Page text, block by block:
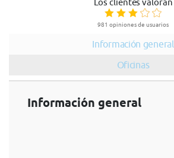
Los clientes valoran
981 opiniones de usuarios
Información general
Oficinas
Información general